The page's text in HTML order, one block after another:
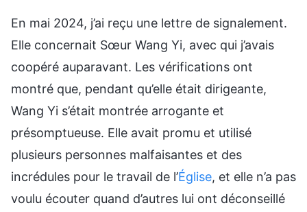
En mai 2024, j’ai reçu une lettre de signalement.
Elle concernait Sœur Wang Yi, avec qui j’avais
coopéré auparavant. Les vérifications ont
montré que, pendant qu’elle était dirigeante,
Wang Yi s’était montrée arrogante et
présomptueuse. Elle avait promu et utilisé
plusieurs personnes malfaisantes et des
incrédules pour le travail de l’Église, et elle n’a pas
voulu écouter quand d’autres lui ont déconseillé